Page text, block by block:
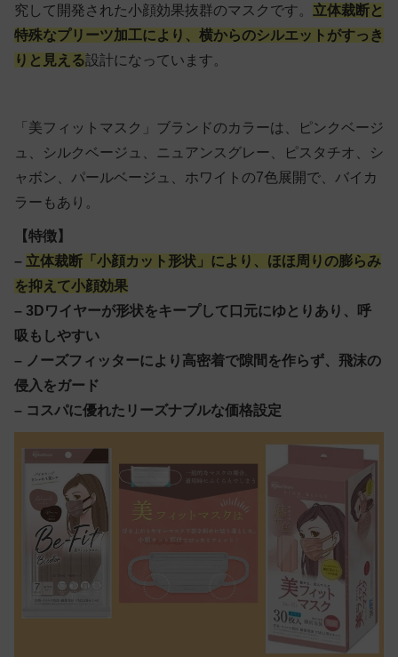
究して開発された小顔効果抜群のマスクです。 立体裁断と
特殊なプリーツ加工により、横からのシルエットがすっき
りと見える設計になっています。
「美フィットマスク」ブランドのカラーは、ピンクベージ
ュ、シルクベージュ、ニュアンスグレー、ピスタチオ、シ
ャボン、パールベージュ、ホワイトの7色展開で、バイカ
ラーもあり。
【特徴】
– 立体裁断「小顔カット形状」により、ほほ周りの膨らみ
を抑えて小顔効果
– 3Dワイヤーが形状をキープして口元にゆとりあり、呼
吸もしやすい
– ノーズフィッターにより高密着で隙間を作らず、飛沫の
侵入をガード
– コスパに優れたリーズナブルな価格設定